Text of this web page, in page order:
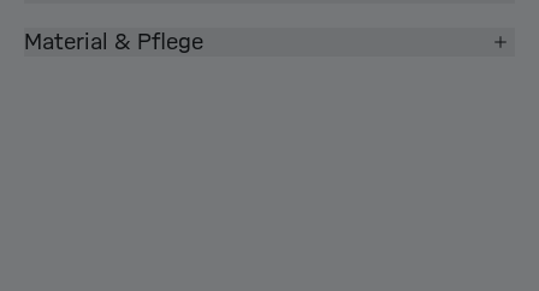
Material & Pflege